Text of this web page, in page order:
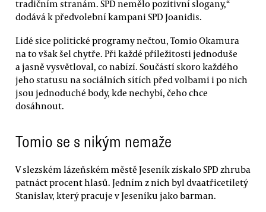
tradičním stranám. SPD nemělo pozitivní slogany,“
dodává k předvolební kampani SPD Joanidis.
Lidé sice politické programy nečtou, Tomio Okamura
na to však šel chytře. Při každé příležitosti jednoduše
a jasně vysvětloval, co nabízí. Součástí skoro každého
jeho statusu na sociálních sítích před volbami i po nich
jsou jednoduché body, kde nechybí, čeho chce
dosáhnout.
Tomio se s nikým nemaže
V slezském lázeňském městě Jeseník získalo SPD zhruba
patnáct procent hlasů. Jedním z nich byl dvaatřicetiletý
Stanislav, který pracuje v Jeseníku jako barman.